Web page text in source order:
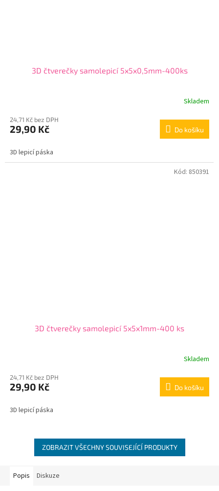
3D čtverečky samolepicí 5x5x0,5mm-400ks
Skladem
24,71 Kč bez DPH
29,90 Kč Do košíku
3D lepicí páska
3D čtverečky samolepicí 5x5x1mm-400 ks
Skladem
24,71 Kč bez DPH
29,90 Kč Do košíku
3D lepicí páska
Kód: 850391
ZOBRAZIT VŠECHNY SOUVISEJÍCÍ PRODUKTY
Popis Diskuze